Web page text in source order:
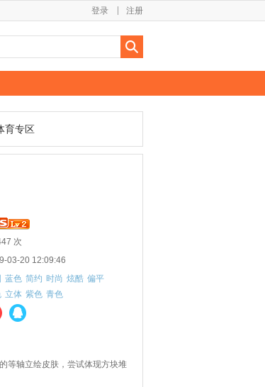
注册
登录
育专区
次
03-20 12:09:46
蓝色 简约 时尚 炫酷 偏平
立体 紫色 青色
等轴立绘皮肤，尝试体现方块堆